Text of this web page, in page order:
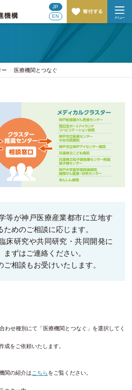
JP
EN
ー 医療機関とつなぐ
等が神戸医療産業都市に立地す
めのご相談に応じます。
床研究や共同研究・共同開発に
ずはご連絡ください。
相談もお受けいたします。
わせ種別にて「医療機関とつなぐ」を選択してく
をご依頼いたします。
関の紹介は こちらをご覧ください。